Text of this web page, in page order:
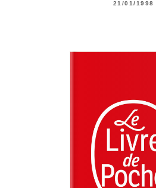
21/01/1998